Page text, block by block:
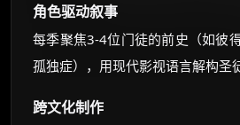
角色驱动叙事
每季聚焦3-4位门徒的前史（如彼
孤独症），用现代影视语言解构圣
跨文化制作